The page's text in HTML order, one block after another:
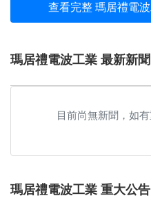
查看完整 瑪居禮電
瑪居禮電波工業 最新新聞
目前尚無新聞，如
瑪居禮電波工業 重大公告